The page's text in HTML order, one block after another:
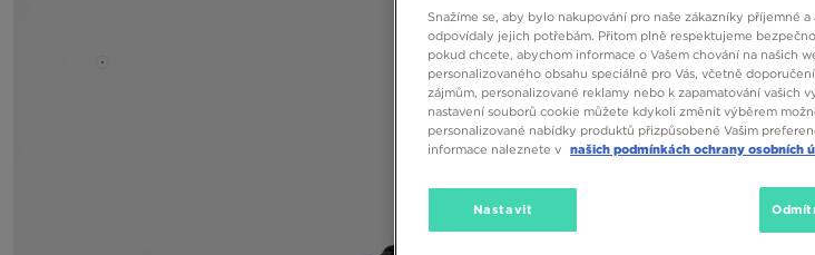
Snažíme se, aby bylo nakupování pro naše zákazníky příjemné
odpovídaly jejich potřebám. Přitom plně respektujeme
pokud chcete, abychom informace o Vašem chování na našich
personalizovaného obsahu speciálně pro Vás, včetně
zájmům, personalizované reklamy nebo k zapamatování vašich
nastavení souborů cookie můžete kdykoli změnit výběrem
personalizované nabídky produktů přizpůsobené Vašim
informace naleznete v našich podmínkách ochrany osobních
Nastavit